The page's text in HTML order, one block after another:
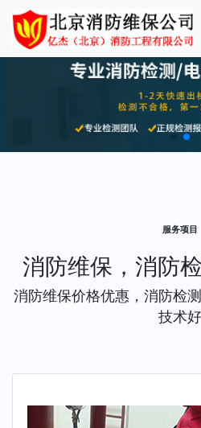
服务项目
消防维保，消防
消防维保价格优惠，消防检
技术好